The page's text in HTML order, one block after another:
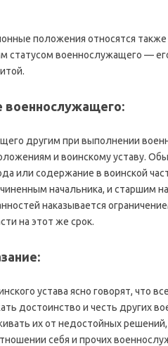
положения относятся
статусом военнослужащего —
военнослужащего:
другим при выполнении
и воинскому уставу.
или содержание в воинской
начальника, и старшим
наказывается
на этот же срок.
устава ясно говорят, что
достоинство и честь других
их от недостойных
себя и прочих